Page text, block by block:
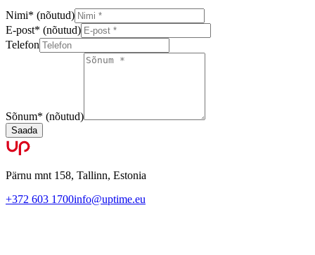
Nimi* (nõutud)
E-post* (nõutud)
Telefon
Sõnum* (nõutud)
Saada
Pärnu mnt 158, Tallinn, Estonia
+372 603 1700info@uptime.eu